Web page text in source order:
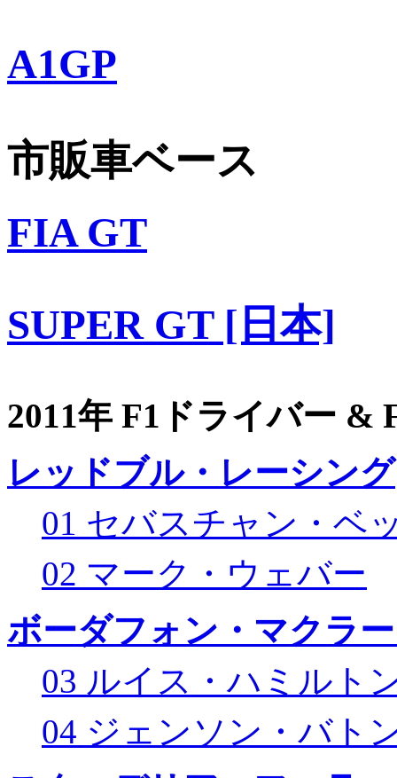
A1GP
市販車ベース
FIA GT
SUPER GT [日本]
2011年 F1ドライバー &
レッドブル・レーシング
01 セバスチャン・ベ
02 マーク・ウェバー
ボーダフォン・マクラ
03 ルイス・ハミルト
04 ジェンソン・バト